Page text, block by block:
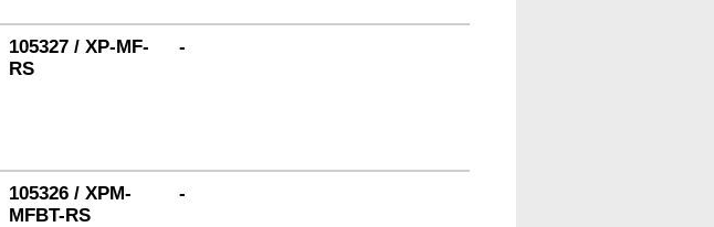
105327 / XP-MF-
RS
-
105326 / XPM-
MFBT-RS
-